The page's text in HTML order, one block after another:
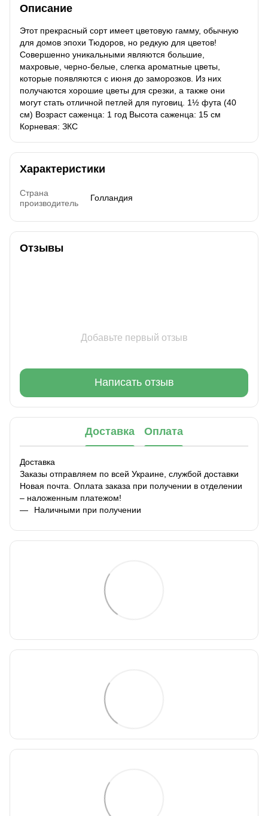
Описание
Этот прекрасный сорт имеет цветовую гамму, обычную
для домов эпохи Тюдоров, но редкую для цветов!
Совершенно уникальными являются большие,
махровые, черно-белые, слегка ароматные цветы,
которые появляются с июня до заморозков. Из них
получаются хорошие цветы для срезки, а также они
могут стать отличной петлей для пуговиц. 1½ фута (40
см) Возраст саженца: 1 год Высота саженца: 15 см
Корневая: ЗКС
Характеристики
Страна
производитель
Голландия
Отзывы
Добавьте первый отзыв
Написать отзыв
Доставка Оплата
Доставка
Заказы отправляем по всей Украине, службой доставки
Новая почта. Оплата заказа при получении в отделении
– наложенным платежом!
Наличными при получении